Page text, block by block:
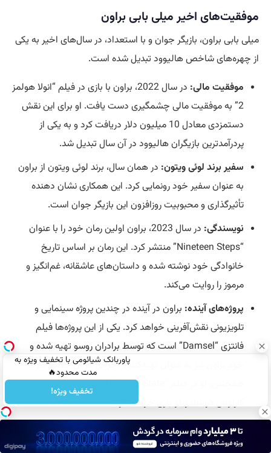
پاوربانک شیائومی با تخفیف ویژه به
مدت محدود🔥
تخفیف ویژه!
موفقیت‌های اخیر میلی بابی براون
میلی بابی براون، بازیگر جوان و با استعداد، در سال‌های اخیر به یکی
از چهره‌های شاخص هالیوود تبدیل شده است.
موفقیت مالی:
در سال 2022، براون با بازی در فیلم “انولا هولمز
2” به موفقیت مالی چشمگیری دست یافت. او برای این نقش
دستمزدی معادل 10 میلیون دلار دریافت کرد و به یکی از
پردرآمدترین بازیگران هالیوود در آن سال تبدیل شد.
سفیر برند لوئی ویتون: در همان سال، برند لوئی ویتون از براون
به عنوان سفیر خود رونمایی کرد. این همکاری نشان دهنده
تأثیرگذاری و محبوبیت روزافزون این بازیگر جوان است.
نویسندگی:
در سال 2023، براون اولین رمان خود را با عنوان
“Nineteen Steps” منتشر کرد. این رمان بر اساس تاریخ
خانوادگی خود نوشته شده و داستان‌های عاشقانه، غم‌انگیز و
مرموز را روایت می‌کند.
پروژه‌های آینده: براون در آینده در چندین پروژه سینمایی و
تلویزیونی نقش‌آفرینی خواهد کرد. یکی از این پروژه‌ها فیلم
فانتزی “Damsel” است که توسط برادران روسو
تهیهشده و
خود براون نیز به عنوان تهیه‌کننده اجرایی در آن حضور دارد.
همچنین، او در فیلم “The Electric State” به کارگردانی خوان
کارلوس فرسنادویلو بازی خواهد کرد.
با توجه به استعداد،تلاشو موفقیت‌های اخیر، به نظر می‌رسد
آینده‌ای درخشان در انتظار میلی بابی براون است.